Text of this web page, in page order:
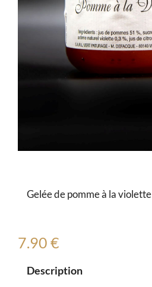
Gelée de pomme à la violette
7.90 €
Description